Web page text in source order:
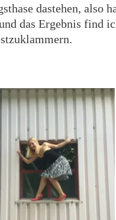
dastehen, also
das Ergebnis find